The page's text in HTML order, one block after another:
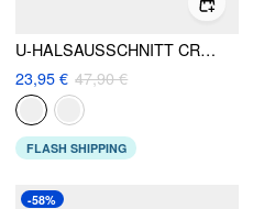
U-HALSAUSSCHNITT CROP TOP & MITTELHOHE BUNDLEDER FLARE HOSEN SET
23,95 € 47,90 €
FLASH SHIPPING
-58%